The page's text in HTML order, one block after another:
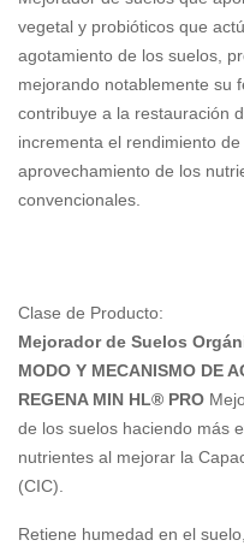
vegetal y probióticos que
agotamiento de los suelos,
mejorando notablemente su
contribuye a la restauración
incrementa el rendimiento
aprovechamiento de los
convencionales.
Clase de Producto:
Mejorador de Suelos
MODO Y MECANISMO DE
REGENA MIN HL® PRO
de los suelos haciendo más
nutrientes al mejorar la
(CIC).
Retiene humedad en el